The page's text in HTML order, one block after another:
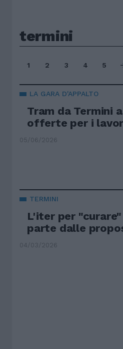
termini
1 2 3 4 5
LA GARA D'APPALTO
Tram da Termini
offerte per i
05/06/2026
TERMINI
L'iter per
parte dalle
04/03/2026